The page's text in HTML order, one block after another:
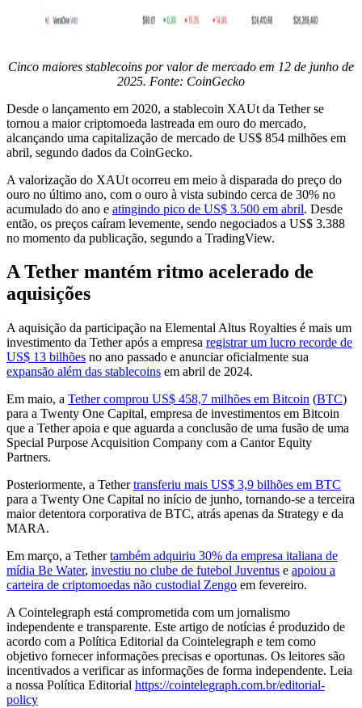
Cinco maiores stablecoins por valor de mercado em 12 de junho de
2025. Fonte: CoinGecko
Desde o lançamento em 2020, a stablecoin XAUt da Tether se
tornou a maior criptomoeda lastreada em ouro do mercado,
alcançando uma capitalização de mercado de US$ 854 milhões em
abril, segundo dados da CoinGecko.
A valorização do XAUt ocorreu em meio à disparada do preço do
ouro no último ano, com o ouro à vista subindo cerca de 30% no
acumulado do ano e atingindo pico de US$ 3.500 em abril. Desde
então, os preços caíram levemente, sendo negociados a US$ 3.388
no momento da publicação, segundo a TradingView.
A Tether mantém ritmo acelerado de
aquisições
A aquisição da participação na Elemental Altus Royalties é mais um
investimento da Tether após a empresa registrar um lucro recorde de
US$ 13 bilhões no ano passado e anunciar oficialmente sua
expansão além das stablecoins em abril de 2024.
Em maio, a Tether comprou US$ 458,7 milhões em Bitcoin (BTC)
para a Twenty One Capital, empresa de investimentos em Bitcoin
que a Tether apoia e que aguarda a conclusão de uma fusão de uma
Special Purpose Acquisition Company com a Cantor Equity
Partners.
Posteriormente, a Tethertransferiu mais US$ 3,9 bilhões em BTC
para a Twenty One Capital no início de junho, tornando-se a terceira
maior detentora corporativa de BTC, atrás apenas da Strategy e da
MARA.
Em março, a Tethertambém adquiriu 30% da empresa italiana de
mídia Be Water, investiu no clube de futebol Juventus e apoiou a
carteira de criptomoedas não custodial Zengo em fevereiro.
A Cointelegraph está comprometida com um jornalismo
independente e transparente. Este artigo de notícias é produzido de
acordo com a Política Editorial da Cointelegraph e tem como
objetivo fornecer informações precisas e oportunas. Os leitores são
incentivados a verificar as informações de forma independente. Leia
a nossa Política Editorial https://cointelegraph.com.br/editorial-
policy